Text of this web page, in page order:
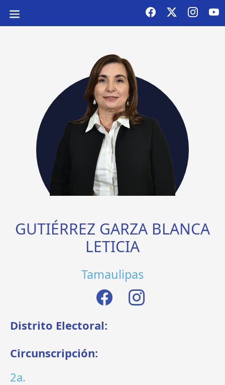
GUTIÉRREZ GARZA BLANCA
LETICIA
Tamaulipas
Distrito Electoral:
Circunscripción:
2a.